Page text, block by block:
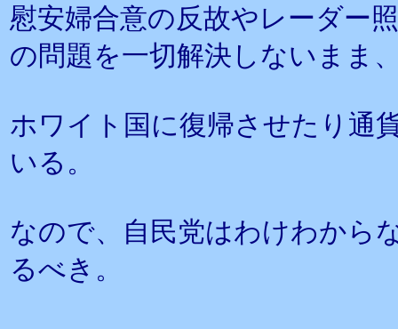
慰安婦合意の反故やレーダー
の問題を一切解決しないまま
ホワイト国に復帰させたり通
いる。
なので、自民党はわけわから
るべき。